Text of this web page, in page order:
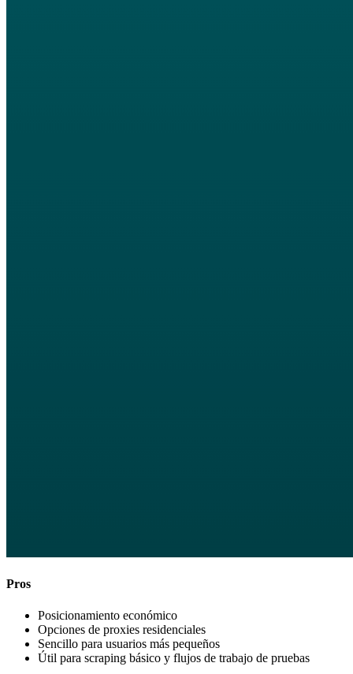
Pros
Posicionamiento económico
Opciones de proxies residenciales
Sencillo para usuarios más pequeños
Útil para scraping básico y flujos de trabajo de pruebas